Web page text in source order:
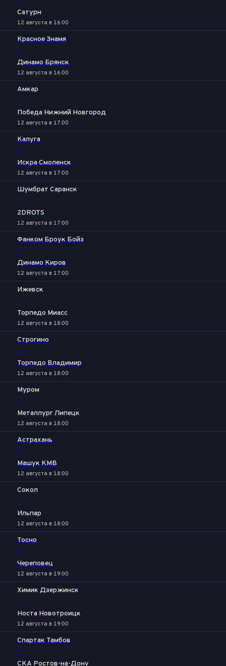
Сатурн
12 августа в 16:00
Красное Знамя
-
Динамо Брянск
12 августа в 16:00
Амкар
-
Победа Нижний Новгород
12 августа в 17:00
Калуга
-
Искра Смоленск
12 августа в 17:00
Шумбрат Саранск
-
2DROTS
12 августа в 17:00
Фанком Броук Бойз
-
Динамо Киров
12 августа в 17:00
Ижевск
-
Торпедо Миасс
12 августа в 18:00
Строгино
-
Торпедо Владимир
12 августа в 18:00
Муром
-
Металлург Липецк
12 августа в 18:00
Астрахань
-
Машук КМВ
12 августа в 18:00
Сокол
-
Ильпар
12 августа в 18:00
Тосно
-
Череповец
12 августа в 19:00
Химик Дзержинск
-
Носта Новотроицк
12 августа в 19:00
Спартак Тамбов
-
СКА Ростов-на-Дону